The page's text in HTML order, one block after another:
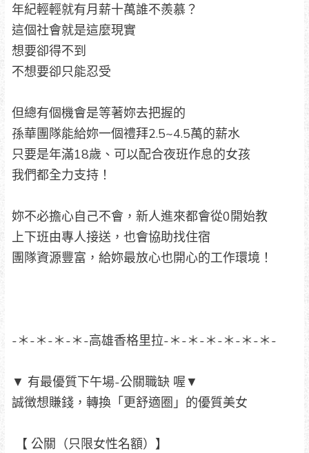
年紀輕輕就有月薪十萬誰不羨慕？
這個社會就是這麼現實
想要卻得不到
不想要卻只能忍受
但總有個機會是等著妳去把握的
孫華團隊能給妳一個禮拜2.5~4.5萬的薪水
只要是年滿18歲、可以配合夜班作息的女孩
我們都全力支持！
妳不必擔心自己不會，新人進來都會從0開始教
上下班由專人接送，也會協助找住宿
團隊資源豐富，給妳最放心也開心的工作環境！
-＊-＊-＊-＊-高雄香格里拉-＊-＊-＊-＊-＊-＊-
▼ 有最優質下午場-公關職缺 喔▼
誠徴想賺錢，轉換「更舒適圈」的優質美女
【 公關（只限女性名額）】